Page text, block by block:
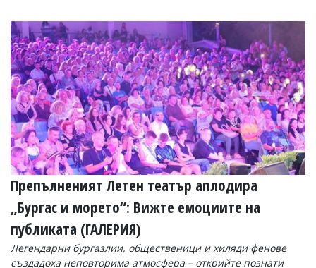
Препълненият Летен театър аплодира
„Бургас и морето“: Вижте емоциите на
публиката (ГАЛЕРИЯ)
Легендарни бургазлии, общественици и хиляди фенове
създадоха неповторима атмосфера – открийте познати